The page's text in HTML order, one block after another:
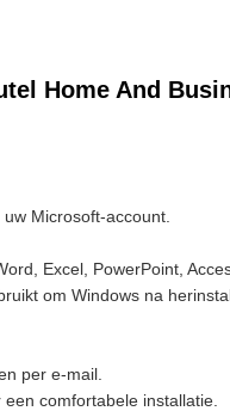
Home And
Microsoft-account.
Excel, PowerPoint,
om Windows na
per e-mail.
comfortabele installatie.